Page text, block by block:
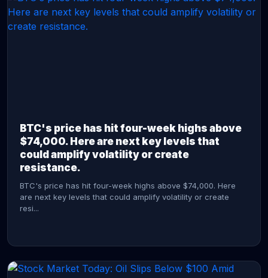
BTC's price has hit four-week highs above
$74,000. Here are next key levels that
could amplify volatility or create
resistance.
BTC's price has hit four-week highs above $74,000. Here
are next key levels that could amplify volatility or create
resi...